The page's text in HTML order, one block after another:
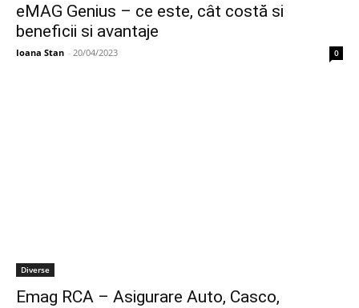
eMAG Genius – ce este, cât costă si
beneficii si avantaje
Ioana Stan - 20/04/2023 0
Diverse
Emag RCA – Asigurare Auto, Casco,